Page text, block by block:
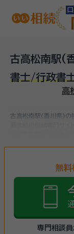
古高松南駅(
書士/行政書
高
古高松南駅(香川県)の
手続きに強い司法書士
（相続財産が基礎控除
まずは
無料
専門相談